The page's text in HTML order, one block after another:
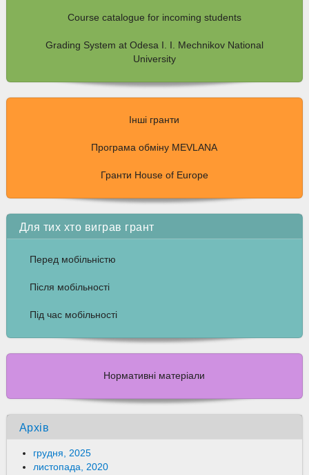
Course catalogue for incoming students
Grading System at Odesa I. I. Mechnikov National
University
Інші гранти
Програма обміну MEVLANA
Гранти House of Europe
Для тих хто виграв грант
Перед мобільністю
Після мобільності
Під час мобільності
Нормативні матеріали
Архів
грудня, 2025
листопада, 2020